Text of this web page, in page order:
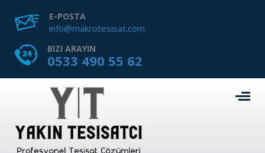
E-POSTA
info@makrotesisat.com
BIZI ARAYIN
0533 490 55 62